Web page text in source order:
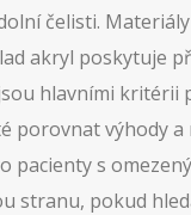
čelisti.
akryl poskytuje
hlavními kritérii
porovnat výhody a
pacienty s
stranu, pokud